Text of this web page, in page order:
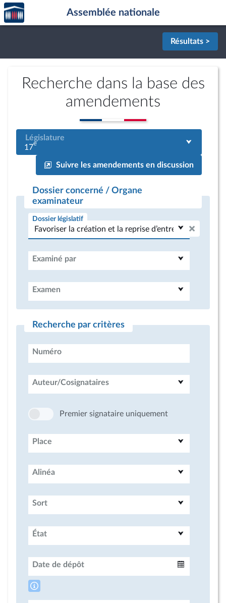
Aller au contenu
Aller en bas de la page
Accèder
à la
page
Assemblée nationale
Résultats >
Recherche dans la base des
amendements
Législature
17e
Suivre les amendements en discussion
Dossier concerné / Organe
examinateur
Dossier législatif
Examiné par
Examen
Recherche par critères
Numéro
Auteur/Cosignataires
Premier signataire uniquement
Place
Alinéa
Sort
État
Date de dépôt